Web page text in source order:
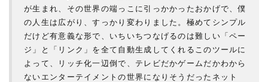
が生まれ、その世界の端っこに引っかかったおかげで、僕
の人生は広がり、すっかり変わりました。極めてシンプル
だけど有意義な形で、いちいちつなげるのは難しい「ペー
ジ」と「リンク」を全て自動生成してくれるこのツールに
よって、リッチ化一辺倒で、テレビだかゲームだかわから
ないエンターテイメントの世界になりそうだったネット